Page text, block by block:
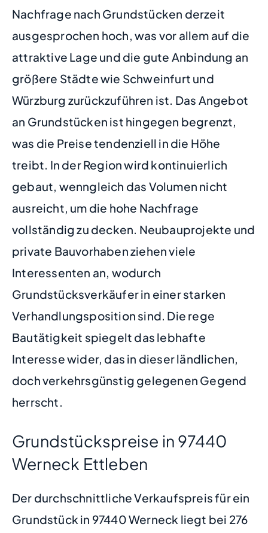
Nachfrage nach Grundstücken derzeit
ausgesprochen hoch, was vor allem auf die
attraktive Lage und die gute Anbindung an
größere Städte wie Schweinfurt und
Würzburg zurückzuführen ist. Das Angebot
an Grundstücken ist hingegen begrenzt,
was die Preise tendenziell in die Höhe
treibt. In der Region wird kontinuierlich
gebaut, wenngleich das Volumen nicht
ausreicht, um die hohe Nachfrage
vollständig zu decken. Neubauprojekte und
private Bauvorhaben ziehen viele
Interessenten an, wodurch
Grundstücksverkäufer in einer starken
Verhandlungsposition sind. Die rege
Bautätigkeit spiegelt das lebhafte
Interesse wider, das in dieser ländlichen,
doch verkehrsgünstig gelegenen Gegend
herrscht.
Grundstückspreise in 97440
Werneck Ettleben
Der durchschnittliche Verkaufspreis für ein
Grundstück in 97440 Werneck liegt bei 276